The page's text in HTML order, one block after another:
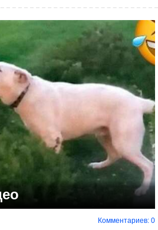
Комментариев: 0